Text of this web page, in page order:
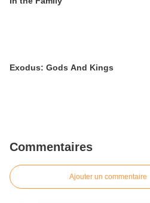
Exodus: Gods And Kings
Commentaires
Ajouter un commentaire